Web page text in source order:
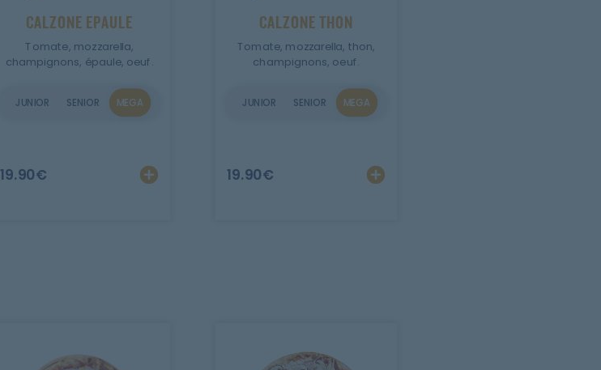
CALZONE EPAULE
Tomate, mozzarella,
champignons, épaule, oeuf.
JUNIOR SENIOR MEGA
19.90€ Ajouter Personnaliser
CALZONE THON
Tomate, mozzarella, thon,
champignons, oeuf.
JUNIOR SENIOR MEGA
19.90€